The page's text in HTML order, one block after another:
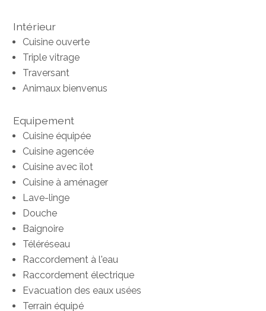
Intérieur
Cuisine ouverte
Triple vitrage
Traversant
Animaux bienvenus
Equipement
Cuisine équipée
Cuisine agencée
Cuisine avec îlot
Cuisine à aménager
Lave-linge
Douche
Baignoire
Téléréseau
Raccordement à l'eau
Raccordement électrique
Evacuation des eaux usées
Terrain équipé